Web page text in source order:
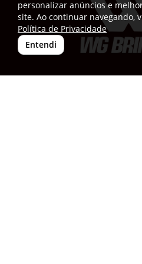
personalizar anúncios e
site. Ao continuar navegando,
Política de Privacidade
Entendi